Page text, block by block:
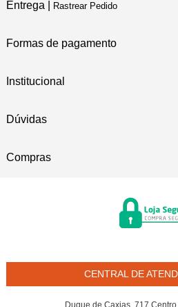
Entrega | Rastrear Pedido
Formas de pagamento
Institucional
Dúvidas
Compras
CENTRAL DE
Duque de Caxias, 717